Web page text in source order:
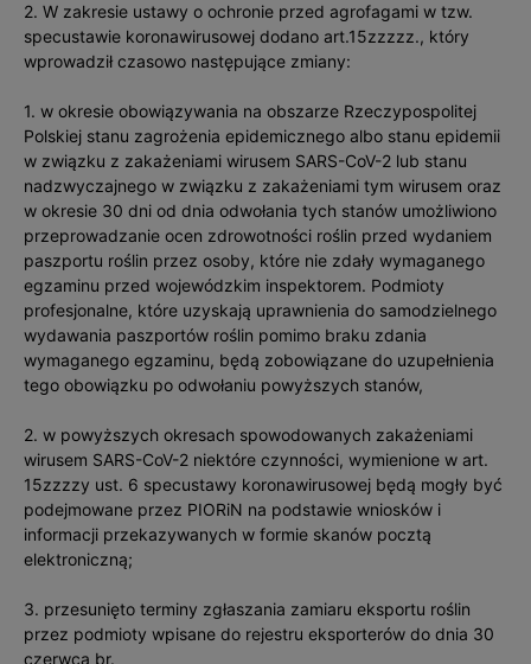
2. W zakresie ustawy o ochronie przed agrofagami w tzw.
specustawie koronawirusowej dodano art.15zzzzz., który
wprowadził czasowo następujące zmiany:
1. w okresie obowiązywania na obszarze Rzeczypospolitej
Polskiej stanu zagrożenia epidemicznego albo stanu epidemii
w związku z zakażeniami wirusem SARS-CoV-2 lub stanu
nadzwyczajnego w związku z zakażeniami tym wirusem oraz
w okresie 30 dni od dnia odwołania tych stanów umożliwiono
przeprowadzanie ocen zdrowotności roślin przed wydaniem
paszportu roślin przez osoby, które nie zdały wymaganego
egzaminu przed wojewódzkim inspektorem. Podmioty
profesjonalne, które uzyskają uprawnienia do samodzielnego
wydawania paszportów roślin pomimo braku zdania
wymaganego egzaminu, będą zobowiązane do uzupełnienia
tego obowiązku po odwołaniu powyższych stanów,
2. w powyższych okresach spowodowanych zakażeniami
wirusem SARS-CoV-2 niektóre czynności, wymienione w art.
15zzzzy ust. 6 specustawy koronawirusowej będą mogły być
podejmowane przez PIORiN na podstawie wniosków i
informacji przekazywanych w formie skanów pocztą
elektroniczną;
3. przesunięto terminy zgłaszania zamiaru eksportu roślin
przez podmioty wpisane do rejestru eksporterów do dnia 30
czerwca br.